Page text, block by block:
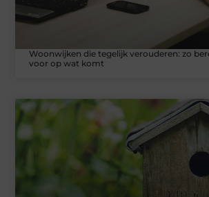
Woonwijken die tegelijk verouderen: zo
voor op wat komt